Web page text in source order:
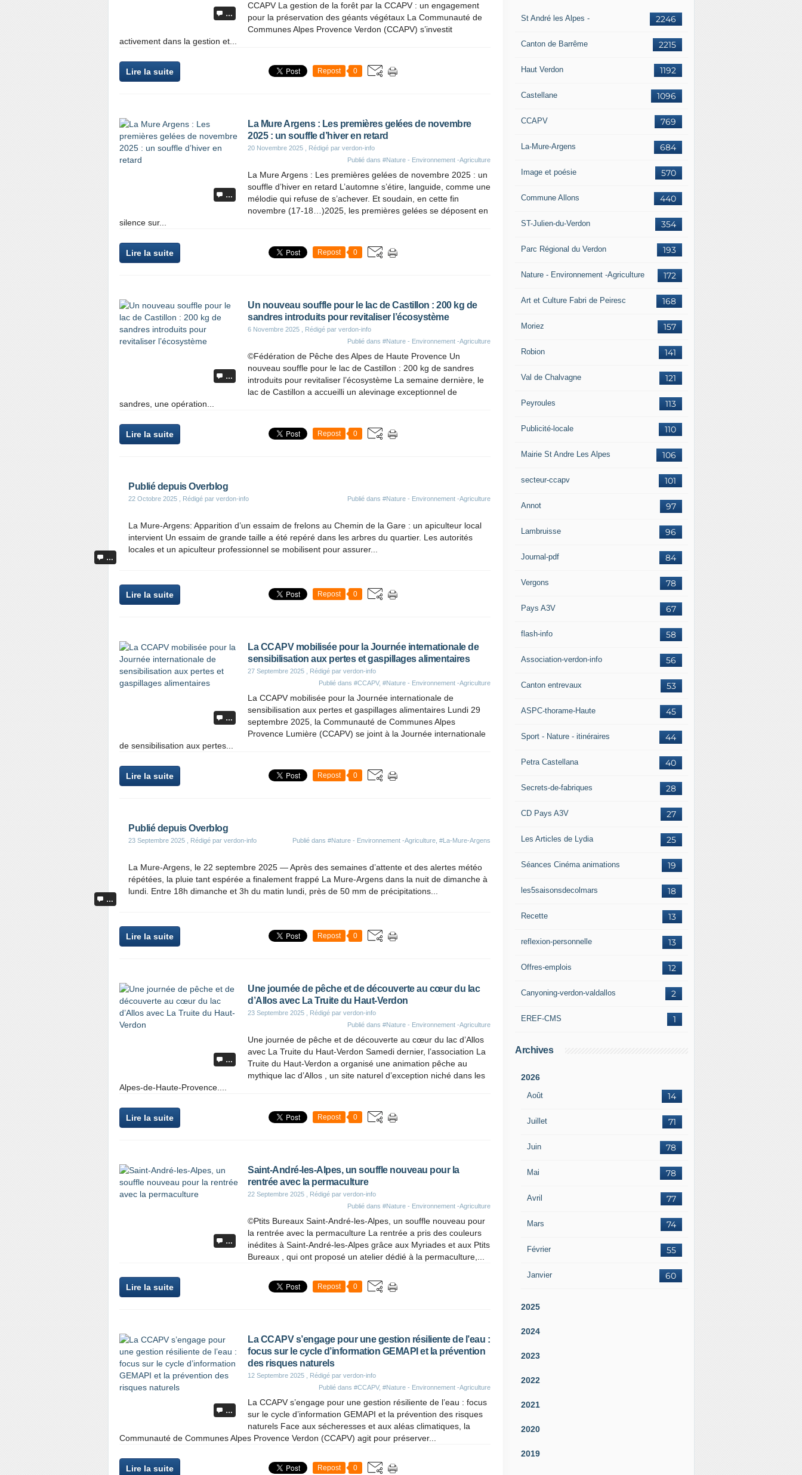
…
CCAPV La gestion de la forêt par la CCAPV : un engagement
pour la préservation des géants végétaux La Communauté de
Communes Alpes Provence Verdon (CCAPV) s’investit
activement dans la gestion et...
Lire la suite Repost 0
…
La Mure Argens : Les premières gelées de novembre
2025 : un souffle d’hiver en retard
20 Novembre 2025 , Rédigé par verdon-info
Publié dans #Nature - Environnement -Agriculture
La Mure Argens : Les premières gelées de novembre 2025 : un
souffle d’hiver en retard L’automne s’étire, languide, comme une
mélodie qui refuse de s’achever. Et soudain, en cette fin
novembre (17-18…)2025, les premières gelées se déposent en
silence sur...
Lire la suite Repost 0
…
Un nouveau souffle pour le lac de Castillon : 200 kg de
sandres introduits pour revitaliser l’écosystème
6 Novembre 2025 , Rédigé par verdon-info
Publié dans #Nature - Environnement -Agriculture
©Fédération de Pêche des Alpes de Haute Provence Un
nouveau souffle pour le lac de Castillon : 200 kg de sandres
introduits pour revitaliser l’écosystème La semaine dernière, le
lac de Castillon a accueilli un alevinage exceptionnel de
sandres, une opération...
Lire la suite Repost 0
…
Publié depuis Overblog
22 Octobre 2025 , Rédigé par verdon-info Publié dans #Nature - Environnement -Agriculture
La Mure-Argens: Apparition d’un essaim de frelons au Chemin de la Gare : un apiculteur local
intervient Un essaim de grande taille a été repéré dans les arbres du quartier. Les autorités
locales et un apiculteur professionnel se mobilisent pour assurer...
Lire la suite Repost 0
…
La CCAPV mobilisée pour la Journée internationale de
sensibilisation aux pertes et gaspillages alimentaires
27 Septembre 2025 , Rédigé par verdon-info
Publié dans #CCAPV, #Nature - Environnement -Agriculture
La CCAPV mobilisée pour la Journée internationale de
sensibilisation aux pertes et gaspillages alimentaires Lundi 29
septembre 2025, la Communauté de Communes Alpes
Provence Lumière (CCAPV) se joint à la Journée internationale
de sensibilisation aux pertes...
Lire la suite Repost 0
…
Publié depuis Overblog
23 Septembre 2025 , Rédigé par verdon-info Publié dans #Nature - Environnement -Agriculture #La-Mure-Argens
La Mure-Argens, le 22 septembre 2025 — Après des semaines d’attente et des alertes météo
répétées, la pluie tant espérée a finalement frappé La Mure-Argens dans la nuit de dimanche à
lundi. Entre 18h dimanche et 3h du matin lundi, près de 50 mm de précipitations...
Lire la suite Repost 0
…
Une journée de pêche et de découverte au cœur du lac
d’Allos avec La Truite du Haut-Verdon
23 Septembre 2025 , Rédigé par verdon-info
Publié dans #Nature - Environnement -Agriculture
Une journée de pêche et de découverte au cœur du lac d’Allos
avec La Truite du Haut-Verdon Samedi dernier, l’association La
Truite du Haut-Verdon a organisé une animation pêche au
mythique lac d’Allos , un site naturel d’exception niché dans les
Alpes-de-Haute-Provence....
Lire la suite Repost 0
…
Saint-André-les-Alpes, un souffle nouveau pour la
rentrée avec la permaculture
22 Septembre 2025 , Rédigé par verdon-info
Publié dans #Nature - Environnement -Agriculture
©Ptits Bureaux Saint-André-les-Alpes, un souffle nouveau pour
la rentrée avec la permaculture La rentrée a pris des couleurs
inédites à Saint-André-les-Alpes grâce aux Myriades et aux Ptits
Bureaux , qui ont proposé un atelier dédié à la permaculture,...
Lire la suite Repost 0
…
La CCAPV s’engage pour une gestion résiliente de l’eau :
focus sur le cycle d’information GEMAPI et la prévention
des risques naturels
12 Septembre 2025 , Rédigé par verdon-info
Publié dans #CCAPV, #Nature - Environnement -Agriculture
La CCAPV s’engage pour une gestion résiliente de l’eau : focus
sur le cycle d’information GEMAPI et la prévention des risques
naturels Face aux sécheresses et aux aléas climatiques, la
Communauté de Communes Alpes Provence Verdon (CCAPV) agit pour préserver...
Lire la suite Repost 0
2246
St André les Alpes -
2215
Canton de Barrême
1192
Haut Verdon
1096
Castellane
769
CCAPV
684
La-Mure-Argens
570
Image et poésie
440
Commune Allons
354
ST-Julien-du-Verdon
193
Parc Régional du Verdon
172
Nature - Environnement -Agriculture
168
Art et Culture Fabri de Peiresc
157
Moriez
141
Robion
121
Val de Chalvagne
113
Peyroules
110
Publicité-locale
106
Mairie St Andre Les Alpes
101
secteur-ccapv
97
Annot
96
Lambruisse
84
Journal-pdf
78
Vergons
67
Pays A3V
58
flash-info
56
Association-verdon-info
53
Canton entrevaux
45
ASPC-thorame-Haute
44
Sport - Nature - itinéraires
40
Petra Castellana
28
Secrets-de-fabriques
27
CD Pays A3V
25
Les Articles de Lydia
19
Séances Cinéma animations
18
les5saisonsdecolmars
13
Recette
13
reflexion-personnelle
12
Offres-emplois
2
Canyoning-verdon-valdallos
1
EREF-CMS
Archives
2026
Août 14
Juillet 71
Juin 78
Mai 78
Avril 77
Mars 74
Février 55
Janvier 60
2025
2024
2023
2022
2021
2020
2019